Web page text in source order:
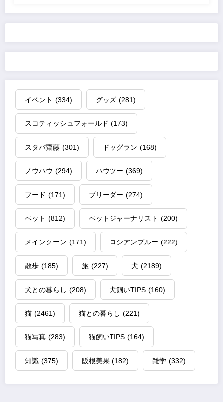
イベント (334) グッズ (281)
スコティッシュフォールド (173)
スタパ齋藤 (301) ドッグラン (168)
ノウハウ (294) ハウツー (369)
フード (171) ブリーダー (274)
ペット (812) ペットジャーナリスト (200)
メインクーン (171) ロシアンブルー (222)
散歩 (185) 旅 (227) 犬 (2189)
犬との暮らし (208) 犬飼いTIPS (160)
猫 (2461) 猫との暮らし (221)
猫写真 (283) 猫飼いTIPS (164)
知識 (375) 阪根美果 (182) 雑学 (332)